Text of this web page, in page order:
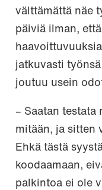
välttämättä näe
päiviä ilman,
jatkuvasti
joutuu usein
– Saatan testata
mitään, ja sitten
Ehkä tästä
koodaamaan,
palkintoa ei ole